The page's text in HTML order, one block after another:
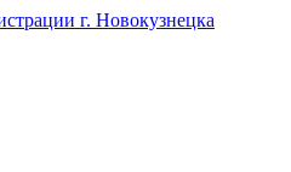
г. Новокузнецка